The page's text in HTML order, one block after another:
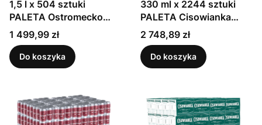
1,5 l x 504 sztuki
PALETA Ostromecko
Naturalna woda
mineralna niegazowana
Cena
1 499,99 zł
Do koszyka
330 ml x 2244 sztuki
PALETA Cisowianka
Perlage Naturalna woda
mineralna musująca
niskosodowa
Cena
2 748,89 zł
Do koszyka